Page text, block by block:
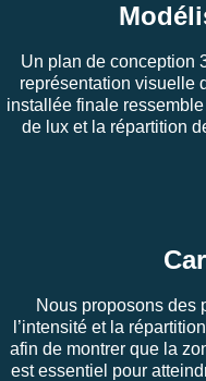
Un plan de conception
représentation visuelle
installée finale
de lux et la répartition
Nous proposons des
l’intensité et la
afin de montrer que la
est essentiel pour